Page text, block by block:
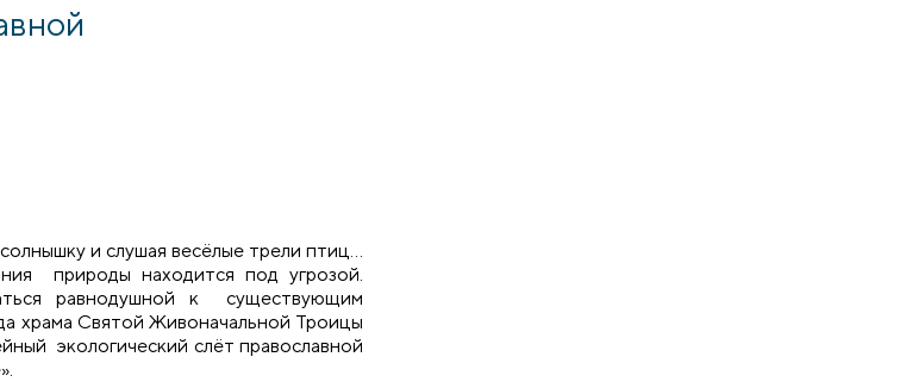
и слушая весёлые трели птиц…
природы находится под угрозой.
равнодушной к существующим
храма Святой Живоначальной Троицы
экологический слёт православной